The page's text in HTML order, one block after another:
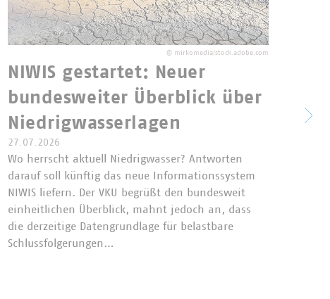
© mirkomedia/stock.adobe.com
NIWIS gestartet: Neuer
bundesweiter Überblick über
Niedrigwasserlagen
27.07.2026
Wo herrscht aktuell Niedrigwasser? Antworten
darauf soll künftig das neue Informationssystem
NIWIS liefern. Der VKU begrüßt den bundesweit
einheitlichen Überblick, mahnt jedoch an, dass
die derzeitige Datengrundlage für belastbare
Schlussfolgerungen…